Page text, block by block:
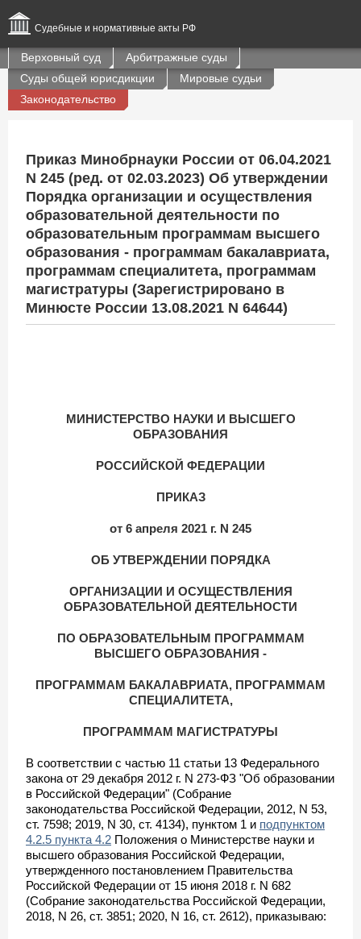
Судебные и нормативные акты РФ
Верховный суд
Арбитражные суды
Суды общей юрисдикции
Мировые судьи
Законодательство
Приказ Минобрнауки России от 06.04.2021
N 245 (ред. от 02.03.2023) Об утверждении
Порядка организации и осуществления
образовательной деятельности по
образовательным программам высшего
образования - программам бакалавриата,
программам специалитета, программам
магистратуры (Зарегистрировано в
Минюсте России 13.08.2021 N 64644)
МИНИСТЕРСТВО НАУКИ И ВЫСШЕГО
ОБРАЗОВАНИЯ
РОССИЙСКОЙ ФЕДЕРАЦИИ
ПРИКАЗ
от 6 апреля 2021 г. N 245
ОБ УТВЕРЖДЕНИИ ПОРЯДКА
ОРГАНИЗАЦИИ И ОСУЩЕСТВЛЕНИЯ
ОБРАЗОВАТЕЛЬНОЙ ДЕЯТЕЛЬНОСТИ
ПО ОБРАЗОВАТЕЛЬНЫМ ПРОГРАММАМ
ВЫСШЕГО ОБРАЗОВАНИЯ -
ПРОГРАММАМ БАКАЛАВРИАТА, ПРОГРАММАМ
СПЕЦИАЛИТЕТА,
ПРОГРАММАМ МАГИСТРАТУРЫ
В соответствии с частью 11 статьи 13 Федерального
закона от 29 декабря 2012 г. N 273-ФЗ "Об образовании
в Российской Федерации" (Собрание
законодательства Российской Федерации, 2012, N 53,
ст. 7598; 2019, N 30, ст. 4134), пунктом 1 и подпунктом
4.2.5 пункта 4.2 Положения о Министерстве науки и
высшего образования Российской Федерации,
утвержденного постановлением Правительства
Российской Федерации от 15 июня 2018 г. N 682
(Собрание законодательства Российской Федерации,
2018, N 26, ст. 3851; 2020, N 16, ст. 2612), приказываю: